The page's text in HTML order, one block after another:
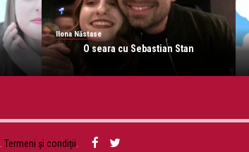
Ilona Năstase
O seara cu Sebastian Stan
Termeni și condiții